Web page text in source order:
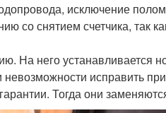
исключение
со снятием счетчика, так
На него устанавливается
исправить
Тогда они